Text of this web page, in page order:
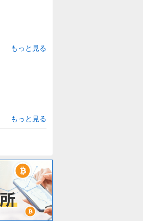
もっと見る
もっと見る